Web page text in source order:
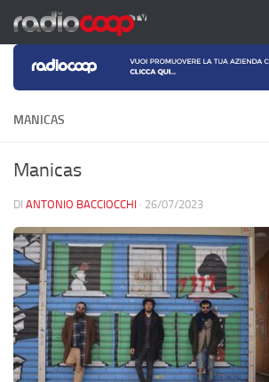
Salta al contenuto
MANICAS
Manicas
DI ANTONIO BACCIOCCHI · 26/07/2023